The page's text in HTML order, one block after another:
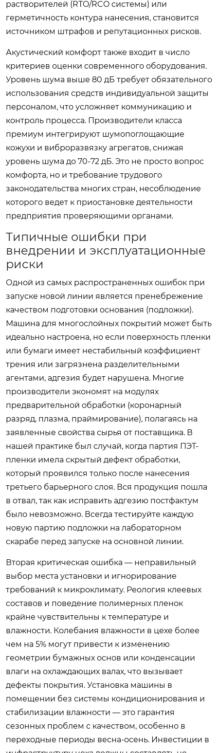
растворителей (RTO/RCO системы) или
герметичность контура нанесения, становится
источником штрафов и репутационных рисков.
Акустический комфорт также входит в число
критериев оценки современного оборудования.
Уровень шума выше 80 дБ требует обязательного
использования средств индивидуальной защиты
персоналом, что усложняет коммуникацию и
контроль процесса. Производители класса
премиум интегрируют шумопоглощающие
кожухи и виброразвязку агрегатов, снижая
уровень шума до 70-72 дБ. Это не просто вопрос
комфорта, но и требование трудового
законодательства многих стран, несоблюдение
которого ведет к приостановке деятельности
предприятия проверяющими органами.
Типичные ошибки при
внедрении и эксплуатационные
риски
Одной из самых распространенных ошибок при
запуске новой линии является пренебрежение
качеством подготовки основания (подложки).
Машина для многослойных покрытий может быть
идеально настроена, но если поверхность пленки
или бумаги имеет нестабильный коэффициент
трения или загрязнена разделительными
агентами, адгезия будет нарушена. Многие
производители экономят на модулях
предварительной обработки (коронарный
разряд, плазма, праймирование), полагаясь на
заявленные свойства сырья от поставщика. В
нашей практике был случай, когда партия ПЭТ-
пленки имела скрытый дефект обработки,
который проявился только после нанесения
третьего барьерного слоя. Вся продукция пошла
в отвал, так как исправить адгезию постфактум
было невозможно. Всегда тестируйте каждую
новую партию подложки на лабораторном
скарабе перед запуске на основной линии.
Вторая критическая ошибка — неправильный
выбор места установки и игнорирование
требований к микроклимату. Реология клеевых
составов и поведение полимерных пленок
крайне чувствительны к температуре и
влажности. Колебания влажности в цехе более
чем на 5% могут привести к изменению
геометрии бумажных основ или конденсации
влаги на охлаждающих валах, что вызывает
дефекты покрытия. Установка машины в
помещении без системы кондиционирования и
стабилизации влажности — это гарантия
сезонных проблем с качеством, особенно в
переходные периоды весна-осень. Инвестиции в